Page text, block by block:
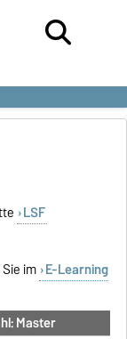
LSF
im E-Learning
Master